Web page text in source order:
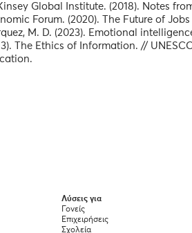
Global Institute. (2018). Notes
Forum. (2020). The Future of
M. D. (2023). Emotional
The Ethics of Information. //
Λύσεις για
Γονείς
Επιχειρήσεις
Σχολεία